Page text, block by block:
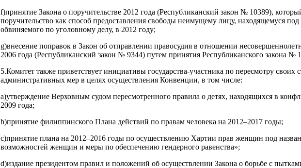
f)принятие Закона о поручительстве 2012 года (Республиканский закон № 10389),
поручительство как способ предоставления свободы неимущему лицу, находящемуся под
обвиняемого по уголовному делу, в 2012 году;
g)внесение поправок в Закон об отправлении правосудия в отношении
2006 года (Республиканский закон № 9344) путем принятия Республиканского закона №
5.Комитет также приветствует инициативы государства-участника по пересмотру своих
административных мер в целях осуществления Конвенции, в том числе:
a)утверждение Верховным судом пересмотренного правила о детях, находящихся в
2009 года;
b)принятие филиппинского Плана действий по правам человека на 2012–2017 годы;
c)принятие плана на 2012–2016 годы по осуществлению Хартии прав женщин под
возможностей женщин и меры по обеспечению гендерного равенства»;
d)издание президентом правил и положений об осуществлении Закона о борьбе с